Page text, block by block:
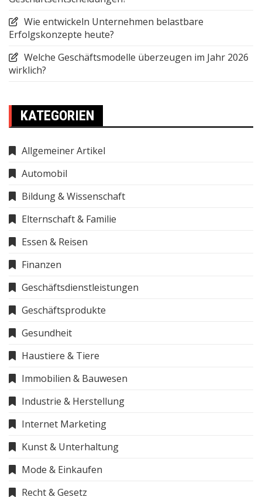
Wie entwickeln Unternehmen belastbare
Erfolgskonzepte heute?
Welche Geschäftsmodelle überzeugen im Jahr 2026
wirklich?
KATEGORIEN
Allgemeiner Artikel
Automobil
Bildung & Wissenschaft
Elternschaft & Familie
Essen & Reisen
Finanzen
Geschäftsdienstleistungen
Geschäftsprodukte
Gesundheit
Haustiere & Tiere
Immobilien & Bauwesen
Industrie & Herstellung
Internet Marketing
Kunst & Unterhaltung
Mode & Einkaufen
Recht & Gesetz